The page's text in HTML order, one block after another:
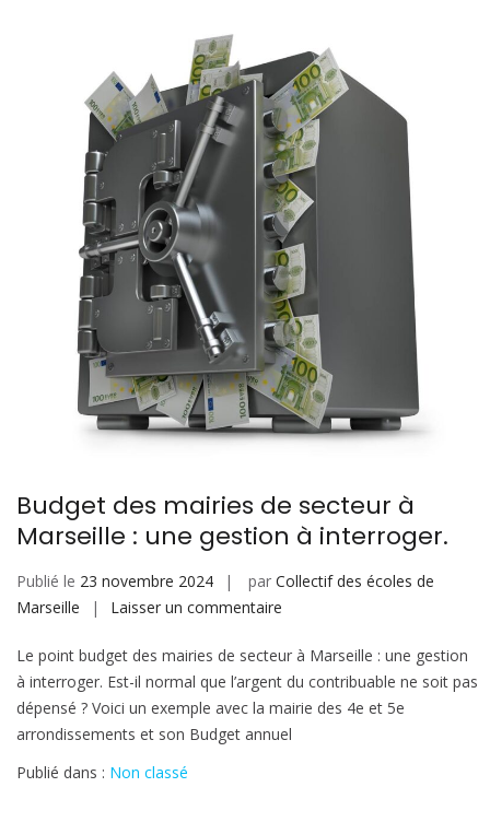
Budget des mairies de secteur à
Marseille : une gestion à interroger.
Publié le 23 novembre 2024 par Collectif des écoles de
Marseille
Laisser un commentaire
des
mairies
de
secteur
Le point budget des mairies de secteur à Marseille : une gestion
à interroger. Est-il normal que l’argent du contribuable ne soit pas
dépensé ? Voici un exemple avec la mairie des 4e et 5e
arrondissements et son Budget annuel
Publié dans : Non classé